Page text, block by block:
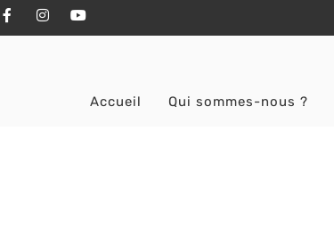
Accueil Qui sommes-nous ?